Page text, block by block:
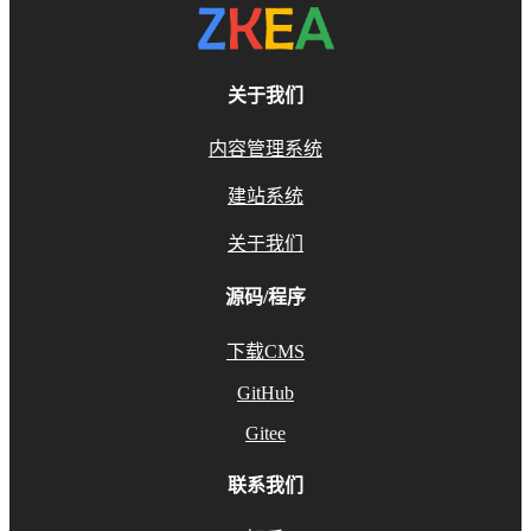
关于我们
内容管理系统
建站系统
关于我们
源码/程序
下载CMS
GitHub
Gitee
联系我们